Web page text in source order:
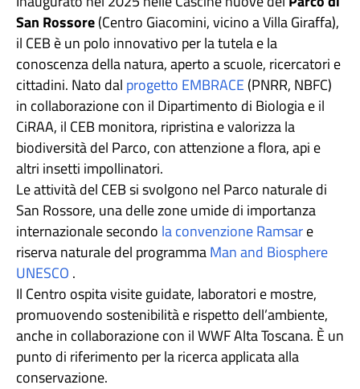
San Rossore(Centro Giacomini, vicino a Villa Giraffa),
il CEB è un polo innovativo per la tutela e la
conoscenza della natura, aperto a scuole, ricercatori e
cittadini. Nato dal progetto EMBRACE(PNRR, NBFC)
in collaborazione con il Dipartimento di Biologia e il
CiRAA, il CEB monitora, ripristina e valorizza la
biodiversità del Parco, con attenzione a flora, api e
altri insetti impollinatori.
Le attività del CEB si svolgono nel Parco naturale di
San Rossore, una delle zone umide di importanza
internazionale secondo la convenzione Ramsare
riserva naturale del programmaMan and Biosphere
UNESCO .
Il Centro ospita visite guidate, laboratori e mostre,
promuovendo sostenibilità e rispetto dell’ambiente,
anche in collaborazione con il WWF Alta Toscana. È un
punto di riferimento per la ricerca applicata alla
conservazione.